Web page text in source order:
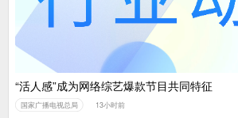
“活人感”成为网络综艺爆款节目共同特征
国家广播电视总局 13小时前